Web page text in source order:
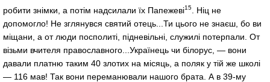
робити знімки, а потім надсилали їх Папежеві15
. Ніц не
допомогло! Не зглянувся святий отець...Ти цього не знаєш, бо ви
міщани, а от люди посполиті, підневільні, служилі потерпали. От
візьми вчителя православного...Українець чи білорус, — вони
давали платню таким 40 злотих на місяць, а поляк у тій же школі
— 116 мав! Так вони переманювали нашого брата. А в 39-му